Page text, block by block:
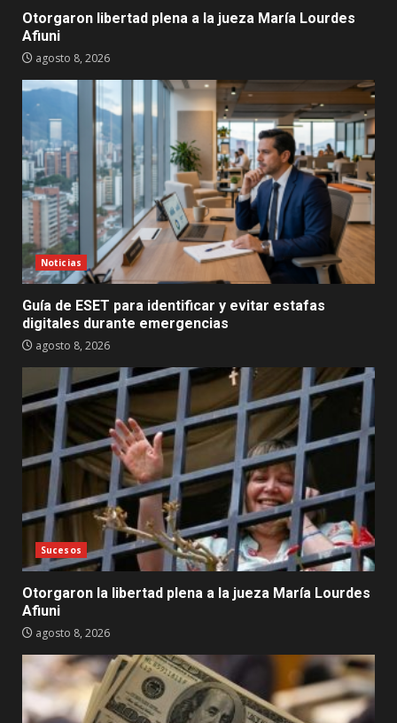
Otorgaron libertad plena a la jueza María Lourdes
Afiuni
agosto 8, 2026
Noticias
Guía de ESET para identificar y evitar estafas
digitales durante emergencias
agosto 8, 2026
Sucesos
Otorgaron la libertad plena a la jueza María Lourdes
Afiuni
agosto 8, 2026